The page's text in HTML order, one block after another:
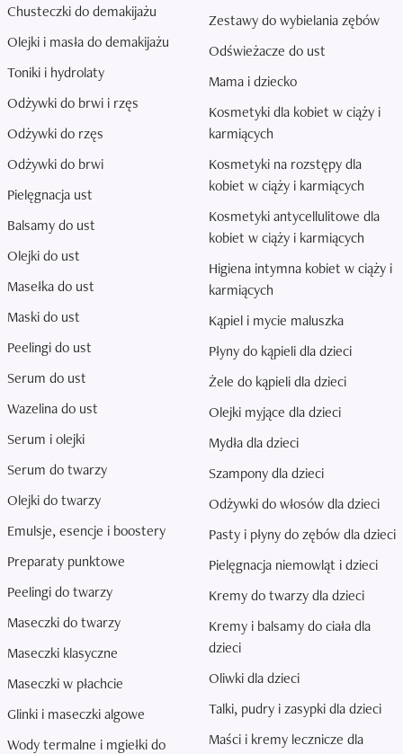
Chusteczki do demakijażu
Olejki i masła do demakijażu
Toniki i hydrolaty
Odżywki do brwi i rzęs
Odżywki do rzęs
Odżywki do brwi
Pielęgnacja ust
Balsamy do ust
Olejki do ust
Masełka do ust
Maski do ust
Peelingi do ust
Serum do ust
Wazelina do ust
Serum i olejki
Serum do twarzy
Olejki do twarzy
Emulsje, esencje i boostery
Preparaty punktowe
Peelingi do twarzy
Maseczki do twarzy
Maseczki klasyczne
Maseczki w płachcie
Glinki i maseczki algowe
Wody termalne i mgiełki do
Zestawy do wybielania zębów
Odświeżacze do ust
Mama i dziecko
Kosmetyki dla kobiet w ciąży i
karmiących
Kosmetyki na rozstępy dla
kobiet w ciąży i karmiących
Kosmetyki antycellulitowe dla
kobiet w ciąży i karmiących
Higiena intymna kobiet w ciąży i
karmiących
Kąpiel i mycie maluszka
Płyny do kąpieli dla dzieci
Żele do kąpieli dla dzieci
Olejki myjące dla dzieci
Mydła dla dzieci
Szampony dla dzieci
Odżywki do włosów dla dzieci
Pasty i płyny do zębów dla dzieci
Pielęgnacja niemowląt i dzieci
Kremy do twarzy dla dzieci
Kremy i balsamy do ciała dla
dzieci
Oliwki dla dzieci
Talki, pudry i zasypki dla dzieci
Maści i kremy lecznicze dla